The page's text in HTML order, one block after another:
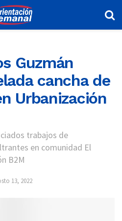
Guzmán
cancha de
Urbanización
trabajos de
en comunidad El
B2M
13, 2022